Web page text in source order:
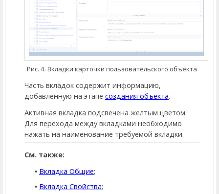
Рис. 4. Вкладки карточки пользовательского объекта
Часть вкладок содержит информацию,
добавленную на этапе создания объекта.
Активная вкладка подсвечена желтым цветом.
Для перехода между вкладками необходимо
нажать на наименование требуемой вкладки.
См. также:
Вкладка Общие;
Вкладка Свойства;